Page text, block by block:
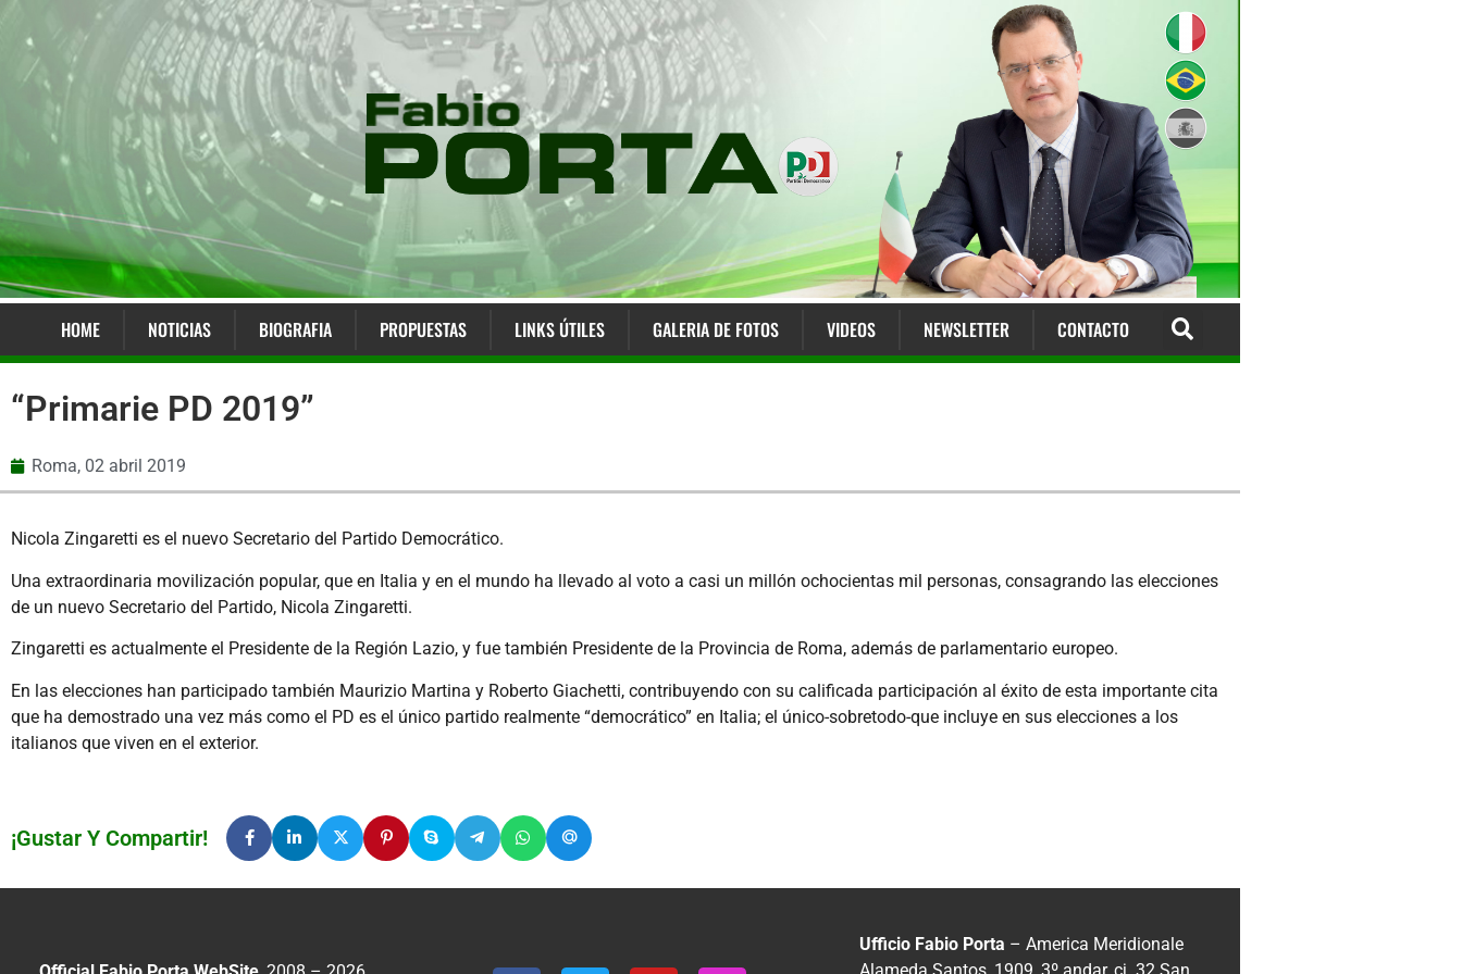
HOME NOTICIAS BIOGRAFIA PROPUESTAS LINKS ÚTILES GALERIA DE FOTOS VIDEOS NEWSLETTER CONTACTO
“Primarie PD 2019”
Roma, 02 abril 2019
Nicola Zingaretti es el nuevo Secretario del Partido Democrático.
Una extraordinaria movilización popular, que en Italia y en el mundo ha llevado al voto a casi un millón ochocientas mil personas, consagrando las elecciones
de un nuevo Secretario del Partido, Nicola Zingaretti.
Zingaretti es actualmente el Presidente de la Región Lazio, y fue también Presidente de la Provincia de Roma, además de parlamentario europeo.
En las elecciones han participado también Maurizio Martina y Roberto Giachetti, contribuyendo con su calificada participación al éxito de esta importante cita
que ha demostrado una vez más como el PD es el único partido realmente “democrático” en Italia; el único-sobretodo-que incluye en sus elecciones a los
italianos que viven en el exterior.
¡Gustar Y Compartir!
Ufficio Fabio Porta – America Meridionale